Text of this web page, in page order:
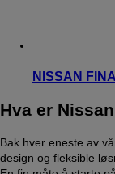
NISSAN
Hva er
Bak hver eneste av
design og fleksible